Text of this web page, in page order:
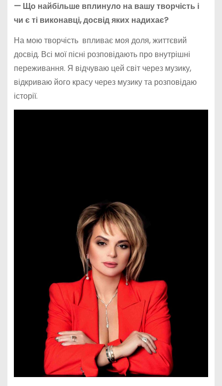
— Що найбільше вплинуло на вашу творчість і
чи є ті виконавці, досвід яких надихає?
На мою творчість впливає моя доля, життєвий
досвід. Всі мої пісні розповідають про внутрішні
переживання. Я відчуваю цей світ через музику,
відкриваю його красу через музику та розповідаю
історії.